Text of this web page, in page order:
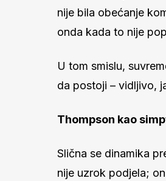
nije bila obećanje
onda kada to nije
U tom smislu,
da postoji – vidljivo,
Thompson kao
Slična se dinamika
nije uzrok podjela;